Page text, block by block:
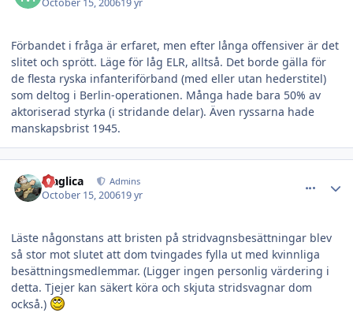
Förbandet i fråga är erfaret, men efter långa offensiver är det
slitet och sprött. Läge för låg ELR, alltså. Det borde gälla för
de flesta ryska infanteriförband (med eller utan hederstitel)
som deltog i Berlin-operationen. Många hade bara 50% av
aktoriserad styrka (i stridande delar). Även ryssarna hade
manskapsbrist 1945.
Maglica Admins
October 15, 200619 yr
Läste någonstans att bristen på stridvagnsbesättningar blev
så stor mot slutet att dom tvingades fylla ut med kvinnliga
besättningsmedlemmar. (Ligger ingen personlig värdering i
detta. Tjejer kan säkert köra och skjuta stridsvagnar dom
också.)